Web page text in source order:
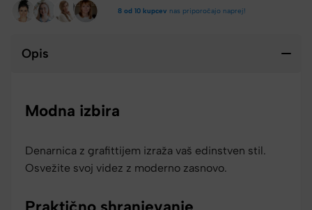
8 od 10 kupcev nas priporočajo naprej!
Opis
Modna izbira
Denarnica z grafittijem izraža vaš edinstven stil.
Osvežite svoj videz z moderno zasnovo.